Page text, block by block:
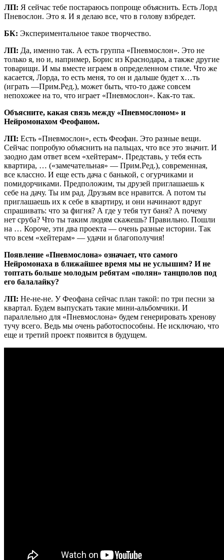
ЛП: Я сейчас тебе постараюсь попроще объяснить. Есть Лорд
Пневослон. Это я. И я делаю все, что в голову взбредет.
БК: Экспериментальное такое творчество.
ЛП: Да, именно так. А есть группа «Пневмослон». Это не
только я, но и, например, Борис из Краснодара, а также другие
товарищи. И мы вместе играем в определенном стиле. Что же
касается, Лорда, то есть меня, то он и дальше будет х…ть
(играть —Прим.Ред.), может быть, что-то даже совсем
непохожее на то, что играет «Пневмослон». Как-то так.
Объясните, какая связь между «Пневмослоном» и
Нейромонахом Феофаном.
ЛП: Есть «Пневмослон», есть Феофан. Это разные вещи.
Сейчас попробую объяснить на пальцах, что все это значит. И
заодно дам ответ всем «хейтерам». Представь, у тебя есть
квартира, … («замечательная» — Прим.Ред.), современная,
все классно. И еще есть дача с банькой, с огурчиками и
помидорчиками. Предположим, ты друзей приглашаешь к
себе на дачу. Ты им рад. Друзьям все нравится. А потом ты
приглашаешь их к себе в квартиру, и они начинают вдруг
спрашивать: что за фигня? А где у тебя тут баня? А почему
нет сруба? Что ты таким людям скажешь? Правильно. Пошли
на … Короче, эти два проекта — очень разные истории. Так
что всем «хейтерам» — удачи и благополучия!
Появление «Пневмослона» означает, что самого
Нейромонаха в ближайшее время мы не услышим? И не
топтать больше молодым ребятам «полян» танцполов под
его балалайку?
ЛП: Не-не-не. У Феофана сейчас план такой: по три песни за
квартал. Будем выпускать такие мини-альбомчики. И
параллельно для «Пневмослона» будем генерировать хренову
тучу всего. Ведь мы очень работоспособны. Не исключаю, что
еще и третий проект появится в будущем.